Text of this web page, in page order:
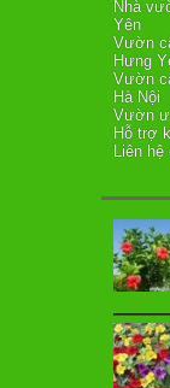
Nhà
Yên
Vườn
Hưng
Vườn
Hà Nội
Vườn
Hỗ trợ
Liên